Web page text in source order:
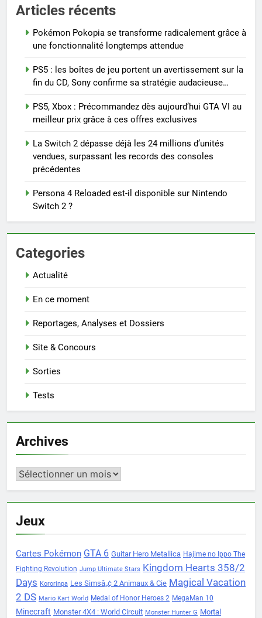
Articles récents
Pokémon Pokopia se transforme radicalement grâce à
une fonctionnalité longtemps attendue
PS5 : les boîtes de jeu portent un avertissement sur la
fin du CD, Sony confirme sa stratégie audacieuse…
PS5, Xbox : Précommandez dès aujourd’hui GTA VI au
meilleur prix grâce à ces offres exclusives
La Switch 2 dépasse déjà les 24 millions d’unités
vendues, surpassant les records des consoles
précédentes
Persona 4 Reloaded est-il disponible sur Nintendo
Switch 2 ?
Categories
Actualité
En ce moment
Reportages, Analyses et Dossiers
Site & Concours
Sorties
Tests
Archives
Archives
Jeux
Cartes Pokémon GTA 6 Guitar Hero Metallica Hajime no Ippo The
Fighting Revolution Jump Ultimate Stars Kingdom Hearts 358/2
Days Kororinpa Les Simsâ„¢ 2 Animaux & Cie Magical Vacation
2 DS Mario Kart World Medal of Honor Heroes 2 MegaMan 10
Minecraft Monster 4X4 : World Circuit Monster Hunter G Mortal